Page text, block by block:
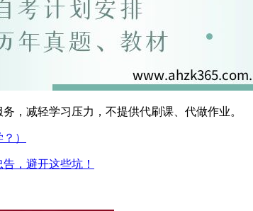
，减轻学习压力，不提供代刷课、代做作业。
）
，避开这些坑！